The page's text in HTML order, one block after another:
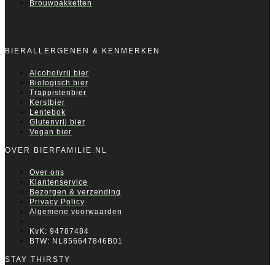
Brouwpakketten
BIERALLERGENEN & KENMERKEN
Alcoholvrij bier
Biologisch bier
Trappistenbier
Kerstbier
Lentebok
Glutenvrij bier
Vegan bier
OVER BIERFAMILIE.NL
Over ons
Klantenservice
Bezorgen & verzending
Privacy Policy
Algemene voorwaarden
KvK: 94787484
BTW: NL856647846B01
STAY THIRSTY